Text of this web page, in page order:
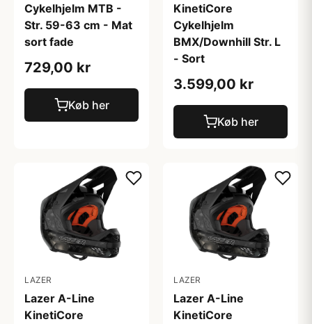
Cykelhjelm MTB -
Str. 59-63 cm - Mat
sort fade
729,00 kr
Køb her
KinetiCore
Cykelhjelm
BMX/Downhill Str. L
- Sort
3.599,00 kr
Køb her
LAZER
Lazer A-Line
KinetiCore
LAZER
Lazer A-Line
KinetiCore